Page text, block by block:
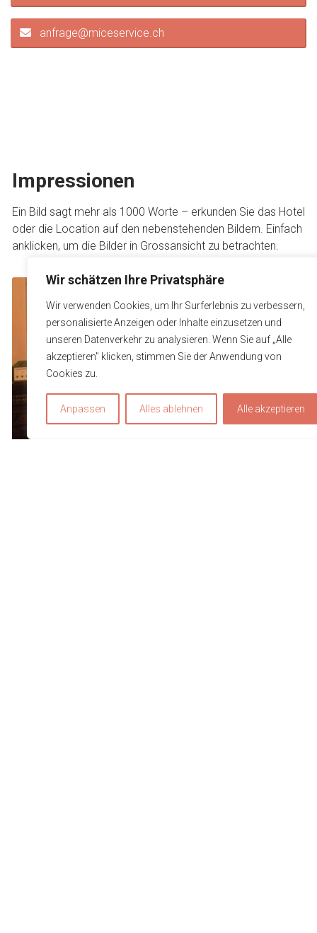
Wir schätzen Ihre Privatsphäre
Wir verwenden Cookies, um Ihr Surferlebnis zu verbessern,
personalisierte Anzeigen oder Inhalte einzusetzen und
unseren Datenverkehr zu analysieren. Wenn Sie auf „Alle
akzeptieren" klicken, stimmen Sie der Anwendung von
Cookies zu.
Anpassen Alles ablehnen Alle akzeptieren
anfrage@miceservice.ch
Impressionen
Ein Bild sagt mehr als 1000 Worte – erkunden Sie das Hotel
oder die Location auf den nebenstehenden Bildern. Einfach
anklicken, um die Bilder in Grossansicht zu betrachten.